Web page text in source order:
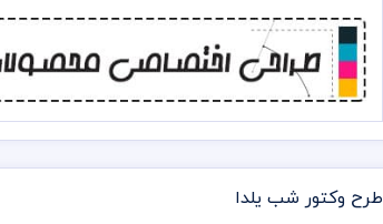
طرح وکتور شب یلدا